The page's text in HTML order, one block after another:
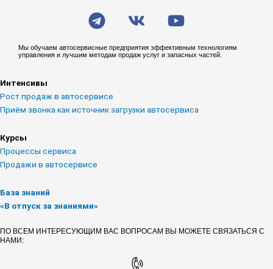
T
e
l
e
r
a
V
k
Y
o
u
t
e
Мы обучаем автосервисные предприятия эффективным технологиям
управления и лучшим методам продаж услуг и запасных частей.
Интенсивы
Рост продаж в автосервисе
Приём звонка как источник загрузки автосервиса
Курсы
Процессы сервиса
Продажи в автосервисе
База знаний
«В отпуск за знаниями»
ПО ВСЕМ ИНТЕРЕСУЮЩИМ ВАС ВОПРОСАМ ВЫ МОЖЕТЕ СВЯЗАТЬСЯ С
НАМИ: